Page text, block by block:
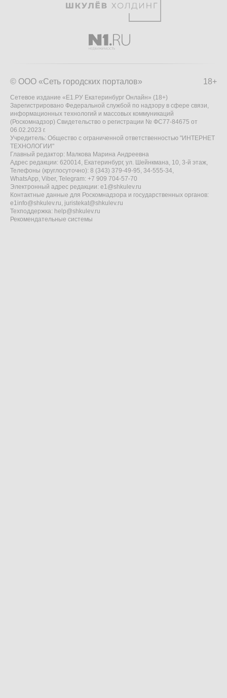
18+
© ООО «Сеть городских порталов»
Сетевое издание «Е1.РУ Екатеринбург Онлайн» (18+)
Зарегистрировано Федеральной службой по надзору в сфере связи,
информационных технологий и массовых коммуникаций
(Роскомнадзор) Свидетельство о регистрации № ФС77-84675 от
06.02.2023 г.
Учредитель: Общество с ограниченной ответственностью "ИНТЕРНЕТ
ТЕХНОЛОГИИ"
Главный редактор: Малкова Марина Андреевна
Адрес редакции: 620014, Екатеринбург, ул. Шейнкмана, 10, 3-й этаж,
Телефоны (круглосуточно): 8 (343) 379-49-95, 34-555-34,
WhatsApp, Viber, Telegram: +7 909 704-57-70
Электронный адрес редакции: e1@shkulev.ru
Контактные данные для Роскомнадзора и государственных органов:
e1info@shkulev.ru, juristekat@shkulev.ru
Техподдержка: help@shkulev.ru
Рекомендательные системы